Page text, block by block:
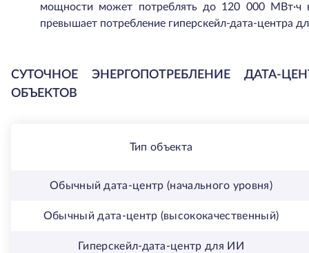
мощности может потреблять до 120 000 МВт·ч
превышает потребление гиперскейл-дата-центра
СУТОЧНОЕ ЭНЕРГОПОТРЕБЛЕНИЕ ДАТА-
ОБЪЕКТОВ
Тип объекта
Обычный дата-центр (начального уровня)
Обычный дата-центр (высококачественный)
Гиперскейл-дата-центр для ИИ